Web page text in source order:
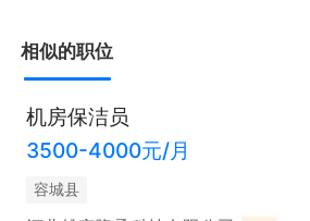
相似的职位
机房保洁员
3500-4000元/月
容城县